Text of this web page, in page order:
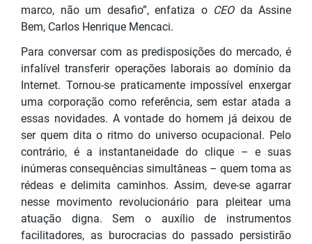
marco, não um desafio”, enfatiza o CEO da Assine
Bem, Carlos Henrique Mencaci.
Para conversar com as predisposições do mercado, é
infalível transferir operações laborais ao domínio da
Internet. Tornou-se praticamente impossível enxergar
uma corporação como referência, sem estar atada a
essas novidades. A vontade do homem já deixou de
ser quem dita o ritmo do universo ocupacional. Pelo
contrário, é a instantaneidade do clique – e suas
inúmeras consequências simultâneas – quem toma as
rédeas e delimita caminhos. Assim, deve-se agarrar
nesse movimento revolucionário para pleitear uma
atuação digna. Sem o auxílio de instrumentos
facilitadores, as burocracias do passado persistirão